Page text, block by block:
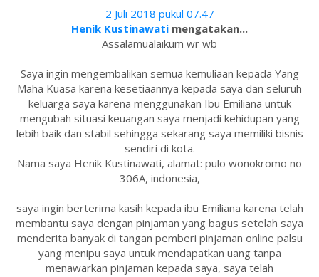
2 Juli 2018 pukul 07.47
Henik Kustinawati mengatakan...
Assalamualaikum wr wb
Saya ingin mengembalikan semua kemuliaan kepada Yang
Maha Kuasa karena kesetiaannya kepada saya dan seluruh
keluarga saya karena menggunakan Ibu Emiliana untuk
mengubah situasi keuangan saya menjadi kehidupan yang
lebih baik dan stabil sehingga sekarang saya memiliki bisnis
sendiri di kota.
Nama saya Henik Kustinawati, alamat: pulo wonokromo no
306A, indonesia,
saya ingin berterima kasih kepada ibu Emiliana karena telah
membantu saya dengan pinjaman yang bagus setelah saya
menderita banyak di tangan pemberi pinjaman online palsu
yang menipu saya untuk mendapatkan uang tanpa
menawarkan pinjaman kepada saya, saya telah